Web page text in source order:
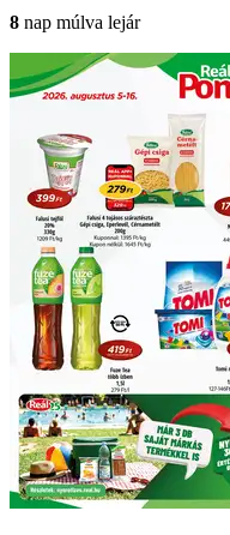
8 nap múlva lejár